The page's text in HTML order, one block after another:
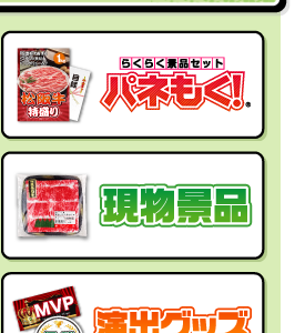
スペシャルプライス
迷った時にはコレ！
盛り上げたい時はコレ！
面白・変わった景品
ビンゴ景品
宴会の景品
社内表彰の景品
社内イベントの景品
福利厚生・インセンティブ